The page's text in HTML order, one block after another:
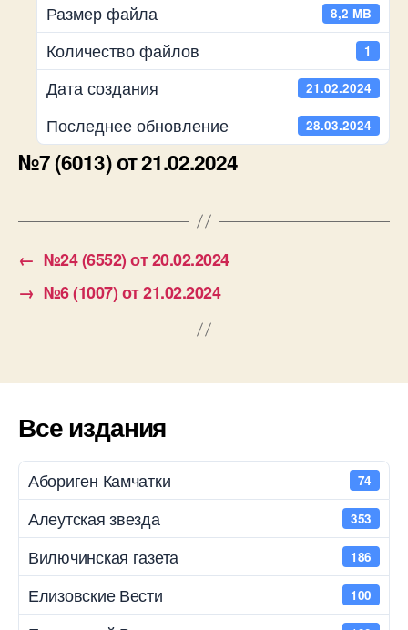
Размер файла 8,2 MB
Количество файлов 1
Дата создания 21.02.2024
Последнее обновление 28.03.2024
№7 (6013) от 21.02.2024
← №24 (6552) от 20.02.2024
→ №6 (1007) от 21.02.2024
Все издания
Абориген Камчатки 74
Алеутская звезда 353
Вилючинская газета 186
Елизовские Вести 100